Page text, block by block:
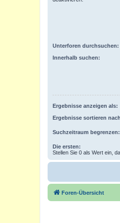
Unterforen durchsuchen:
Innerhalb suchen:
Ergebnisse anzeigen als:
Ergebnisse sortieren
Suchzeitraum begrenzen:
Die ersten:
Stellen Sie 0 als Wert ein,
Foren-Übersicht